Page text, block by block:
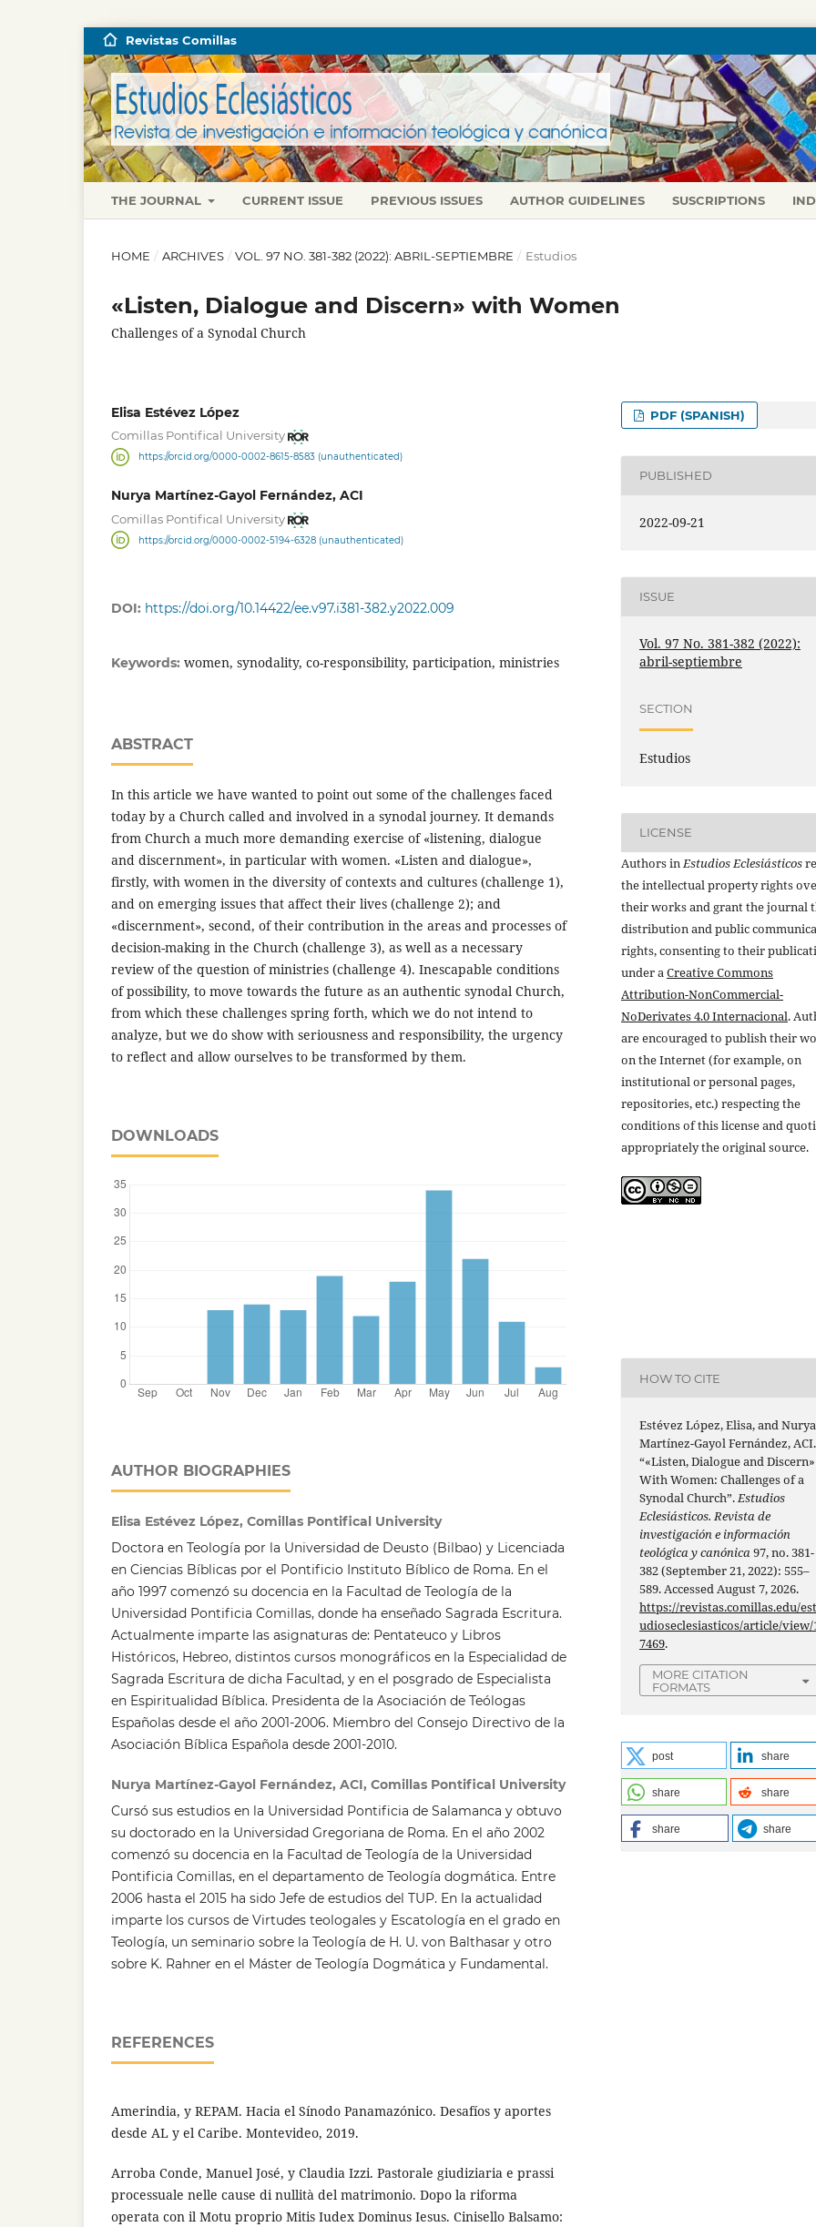
THE JOURNAL CURRENT ISSUE PREVIOUS ISSUES AUTHOR GUIDELINES SUSCRIPTIONS
Revistas Comillas
HOME / ARCHIVES / VOL. 97 NO. 381-382 (2022): ABRIL-SEPTIEMBRE / Estudios
«Listen, Dialogue and Discern» with Women
Challenges of a Synodal Church
Elisa Estévez López
Comillas Pontifical University
https://orcid.org/0000-0002-8615-8583 (unauthenticated)
Nurya Martínez-Gayol Fernández, ACI
Comillas Pontifical University
https://orcid.org/0000-0002-5194-6328 (unauthenticated)
DOI: https://doi.org/10.14422/ee.v97.i381-382.y2022.009
Keywords: women, synodality, co-responsibility, participation, ministries
ABSTRACT
In this article we have wanted to point out some of the challenges faced
today by a Church called and involved in a synodal journey. It demands
from Church a much more demanding exercise of «listening, dialogue
and discernment», in particular with women. «Listen and dialogue»,
firstly, with women in the diversity of contexts and cultures (challenge 1),
and on emerging issues that affect their lives (challenge 2); and
«discernment», second, of their contribution in the areas and processes of
decision-making in the Church (challenge 3), as well as a necessary
review of the question of ministries (challenge 4). Inescapable conditions
of possibility, to move towards the future as an authentic synodal Church,
from which these challenges spring forth, which we do not intend to
analyze, but we do show with seriousness and responsibility, the urgency
to reflect and allow ourselves to be transformed by them.
DOWNLOADS
AUTHOR BIOGRAPHIES
Elisa Estévez López, Comillas Pontifical University
Doctora en Teología por la Universidad de Deusto (Bilbao) y Licenciada
en Ciencias Bíblicas por el Pontificio Instituto Bíblico de Roma. En el
año 1997 comenzó su docencia en la Facultad de Teología de la
Universidad Pontificia Comillas, donde ha enseñado Sagrada Escritura.
Actualmente imparte las asignaturas de: Pentateuco y Libros
Históricos, Hebreo, distintos cursos monográficos en la Especialidad de
Sagrada Escritura de dicha Facultad, y en el posgrado de Especialista
en Espiritualidad Bíblica. Presidenta de la Asociación de Teólogas
Españolas desde el año 2001-2006. Miembro del Consejo Directivo de la
Asociación Bíblica Española desde 2001-2010.
Nurya Martínez-Gayol Fernández, ACI, Comillas Pontifical University
Cursó sus estudios en la Universidad Pontificia de Salamanca y obtuvo
su doctorado en la Universidad Gregoriana de Roma. En el año 2002
comenzó su docencia en la Facultad de Teología de la Universidad
Pontificia Comillas, en el departamento de Teología dogmática. Entre
2006 hasta el 2015 ha sido Jefe de estudios del TUP. En la actualidad
imparte los cursos de Virtudes teologales y Escatología en el grado en
Teología, un seminario sobre la Teología de H. U. von Balthasar y otro
sobre K. Rahner en el Máster de Teología Dogmática y Fundamental.
REFERENCES
Amerindia, y REPAM. Hacia el Sínodo Panamazónico. Desafíos y aportes
desde AL y el Caribe. Montevideo, 2019.
Arroba Conde, Manuel José, y Claudia Izzi. Pastorale giudiziaria e prassi
processuale nelle cause di nullità del matrimonio. Dopo la riforma
operata con il Motu proprio Mitis Iudex Dominus Iesus. Cinisello Balsamo:
PDF (SPANISH)
PUBLISHED
2022-09-21
ISSUE
Vol. 97 No. 381-382 (2022):
abril-septiembre
SECTION
Estudios
LICENSE
Authors inEstudios Eclesiásticos
the intellectual property rights
their works and grant the journal
distribution and public
rights, consenting to their
under aCreative Commons
Attribution-NonCommercial-
NoDerivates 4.0 Internacional.
are encouraged to publish their
on the Internet (for example, on
institutional or personal pages,
repositories, etc.) respecting the
conditions of this license and
appropriately the original source.
HOW TO CITE
Estévez López, Elisa, and Nurya
Martínez-Gayol Fernández, ACI.
“«Listen, Dialogue and Discern»
With Women: Challenges of a
Synodal Church”.Estudios
Eclesiásticos. Revista de
investigación e información
teológica y canónica97, no. 381-
382 (September 21, 2022): 555–
589. Accessed August 7, 2026.
https://revistas.comillas.edu/est
udioseclesiasticos/article/view/
7469.
MORE CITATION
FORMATS
post share
share share
share share